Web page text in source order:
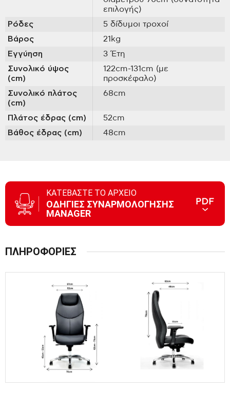
επιλογής)
Ρόδες
5 δίδυμοι τροχοί
Βάρος
21kg
Εγγύηση
3 Έτη
Συνολικό ύψος
(cm)
122cm-131cm (με
προσκέφαλο)
Συνολικό πλάτος
(cm)
68cm
Πλάτος έδρας (cm)
52cm
Βάθος έδρας (cm)
48cm
ΚΑΤΕΒΑΣΤΕ ΤΟ ΑΡΧΕΙΟ
ΟΔΗΓΙΕΣ ΣΥΝΑΡΜΟΛΟΓΗΣΗΣ
MANAGER
ΠΛΗΡΟΦΟΡΙΕΣ